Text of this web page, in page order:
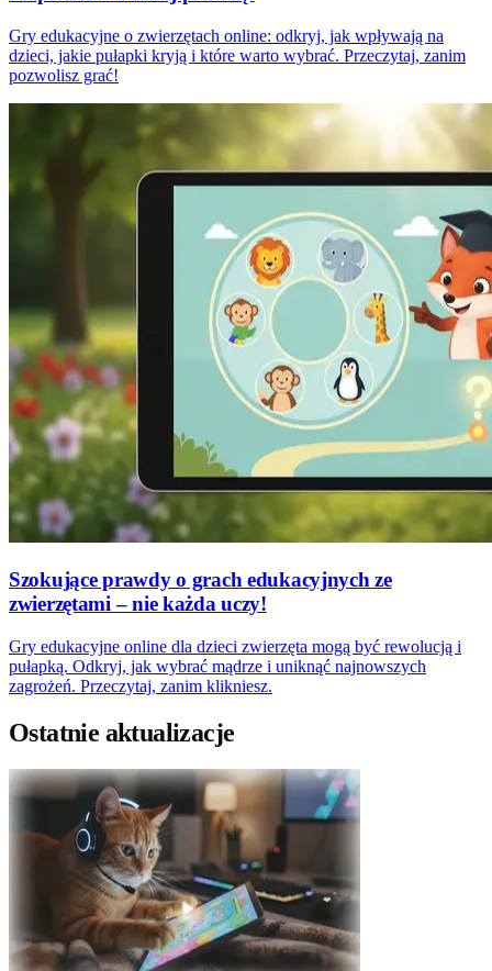
Gry edukacyjne o zwierzętach online: odkryj, jak wpływają na
dzieci, jakie pułapki kryją i które warto wybrać. Przeczytaj, zanim
pozwolisz grać!
Szokujące prawdy o grach edukacyjnych ze
zwierzętami – nie każda uczy!
Gry edukacyjne online dla dzieci zwierzęta mogą być rewolucją i
pułapką. Odkryj, jak wybrać mądrze i uniknąć najnowszych
zagrożeń. Przeczytaj, zanim klikniesz.
Ostatnie aktualizacje